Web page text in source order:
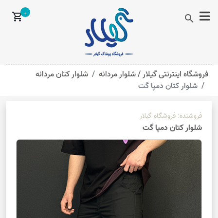
search
shopping_cart0
فروشگاه اینترنتی گیلار /شلوار مردانه
شلوار کتان مردانه
شلوار کتان دمپا گت
فروشنده: فروشگاه گیلار
شلوار کتان دمپا گت